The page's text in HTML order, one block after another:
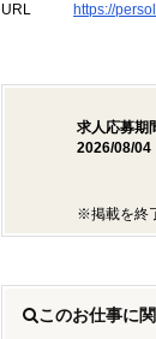
URL
https://
求人応募期
2026/08/04
※掲載を終
このお仕事に